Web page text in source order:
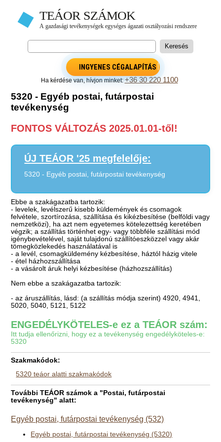
INGYENES CÉGALAPÍTÁS
Ha kérdése van, hívjon minket:+36 30 220 1100
5320 - Egyéb postai, futárpostai
tevékenység
FONTOS VÁLTOZÁS 2025.01.01-től!
ÚJ TEÁOR '25 megfelelője:
5320 - Egyéb postai, futárpostai tevékenység
Ebbe a szakágazatba tartozik:
- levelek, levélszerű kisebb küldemények és csomagok
felvétele, szortírozása, szállítása és kikézbesítése (belföldi vagy
nemzetközi), ha azt nem egyetemes kötelezettség keretében
végzik; a szállítás történhet egy- vagy többféle szállítási mód
igénybevételével, saját tulajdonú szállítóeszközzel vagy akár
tömegközlekedés használatával is
- a levél, csomagküldemény kézbesítése, háztól házig vitele
- étel házhozszállítása
- a vásárolt áruk helyi kézbesítése (házhozszállítás)
Nem ebbe a szakágazatba tartozik:
- az áruszállítás, lásd: (a szállítás módja szerint) 4920, 4941,
5020, 5040, 5121, 5122
ENGEDÉLYKÖTELES-e ez a TEÁOR szám:
Itt tudja ellenőrizni, hogy ez a tevékenység engedélyköteles-e:
5320
Szakmakódok:
5320 teáor alatti szakmakódok
További TEÁOR számok a "Postai, futárpostai
tevékenység" alatt:
Egyéb postai, futárpostai tevékenység (532)
Egyéb postai, futárpostai tevékenység (5320)